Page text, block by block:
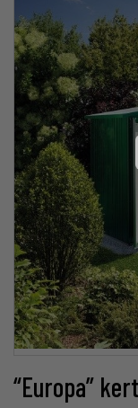
“Europa”